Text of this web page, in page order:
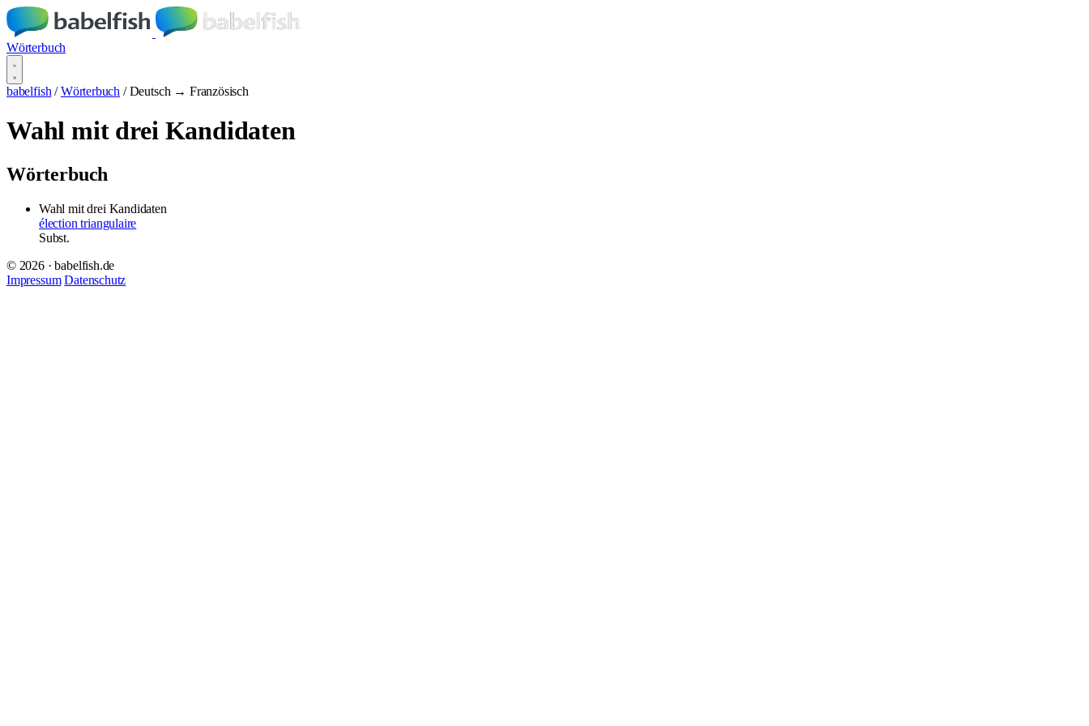
Wörterbuch
babelfish / Wörterbuch / Deutsch → Französisch
Wahl mit drei Kandidaten
Wörterbuch
Wahl mit drei Kandidaten
élection triangulaire
Subst.
© 2026 · babelfish.de
Impressum Datenschutz